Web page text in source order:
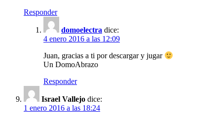
Responder
domoelectra dice:
4 enero 2016 a las 12:09
Juan, gracias a ti por descargar y jugar
Un DomoAbrazo
Responder
Israel Vallejo dice:
1 enero 2016 a las 18:24